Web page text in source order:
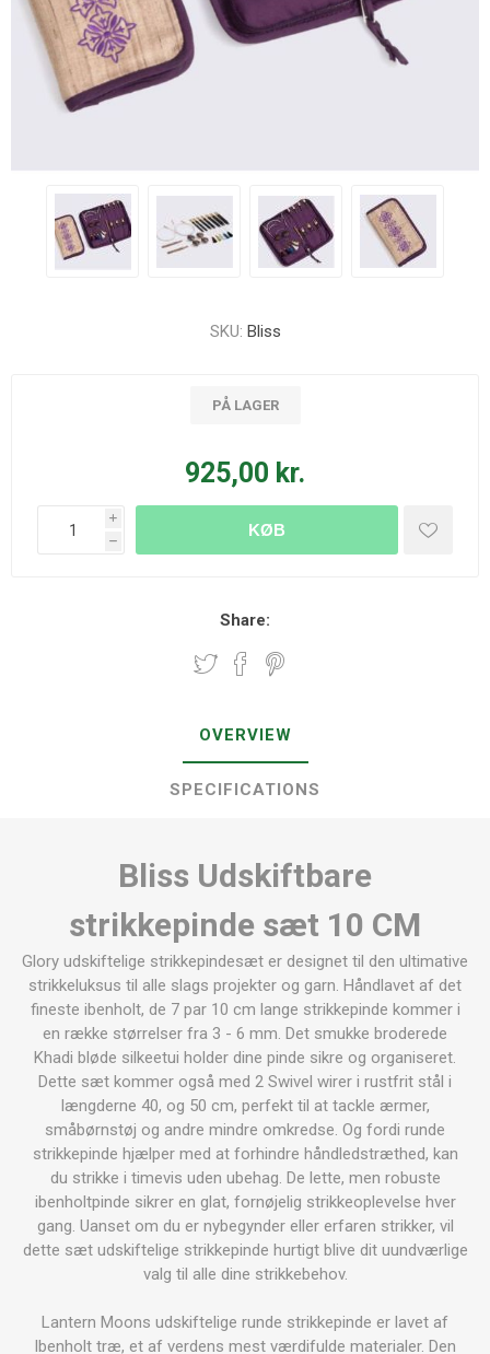
SKU: Bliss
PÅ LAGER
925,00 kr.
i
h
KØB
Share:
OVERVIEW
SPECIFICATIONS
Bliss Udskiftbare
strikkepinde sæt 10 CM
Glory udskiftelige strikkepindesæt er designet til den ultimative
strikkeluksus til alle slags projekter og garn. Håndlavet af det
fineste ibenholt, de 7 par 10 cm lange strikkepinde kommer i
en række størrelser fra 3 - 6 mm. Det smukke broderede
Khadi bløde silkeetui holder dine pinde sikre og organiseret.
Dette sæt kommer også med 2 Swivel wirer i rustfrit stål i
længderne 40, og 50 cm, perfekt til at tackle ærmer,
småbørnstøj og andre mindre omkredse. Og fordi runde
strikkepinde hjælper med at forhindre håndledstræthed, kan
du strikke i timevis uden ubehag. De lette, men robuste
ibenholtpinde sikrer en glat, fornøjelig strikkeoplevelse hver
gang. Uanset om du er nybegynder eller erfaren strikker, vil
dette sæt udskiftelige strikkepinde hurtigt blive dit uundværlige
valg til alle dine strikkebehov.
Lantern Moons udskiftelige runde strikkepinde er lavet af
Ibenholt træ, et af verdens mest værdifulde materialer. Den